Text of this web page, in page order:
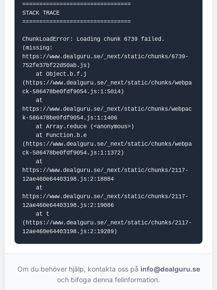
================================
STACK TRACE
================================
ChunkLoadError: Loading chunk 6739 failed.
(missing:
https://www.dealguru.se/_next/static/chunks/6739-
752fe37bf22d50ab.js)
(https://www.dealguru.se/_next/static/chunks/webpa
ck-586478be0fdf9054.js:1:5014)
https://www.dealguru.se/_next/static/chunks/webpac
k-586478be0fdf9054.js:1:1406
(https://www.dealguru.se/_next/static/chunks/webpa
ck-586478be0fdf9054.js:1:1372)
https://www.dealguru.se/_next/static/chunks/2117-
12ae460e64403198.js:2:18884
https://www.dealguru.se/_next/static/chunks/2117-
12ae460e64403198.js:2:19086
(https://www.dealguru.se/_next/static/chunks/2117-
12ae460e64403198.js:2:19289)
Om du behöver hjälp, kontakta oss på info@dealguru.se
och bifoga denna felinformation.